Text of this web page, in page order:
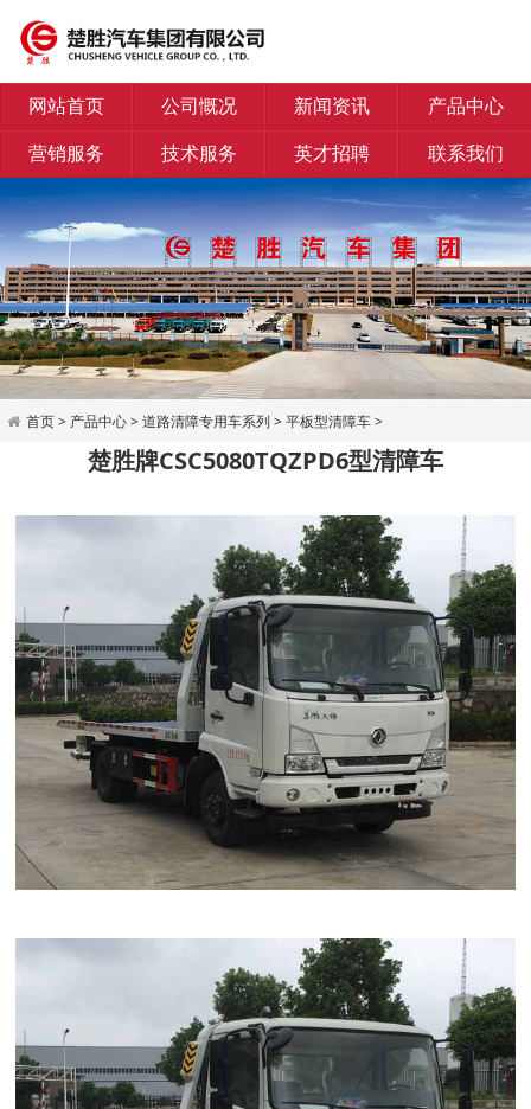
网站首页 公司慨况 新闻资讯
产品中心
营销服务
技术服务 英才招聘 联系我们
首页> 产品中心>道路清障专用车系列>平板型清障车>
楚胜牌CSC5080TQZPD6型清障车